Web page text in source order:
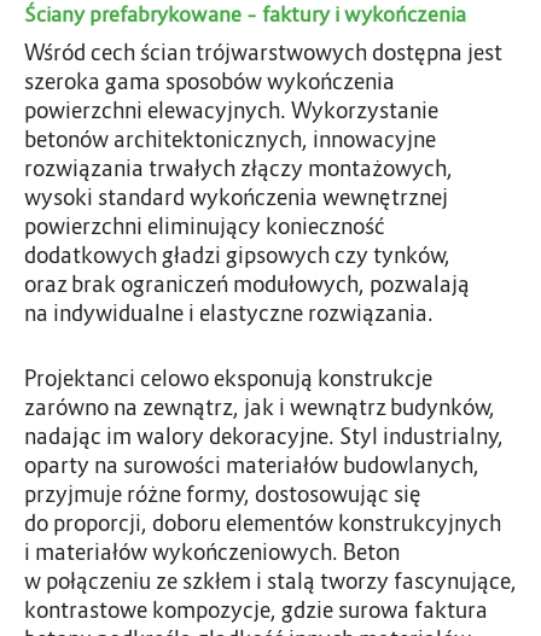
Ściany prefabrykowane – faktury i wykończenia
Wśród cech ścian trójwarstwowych dostępna jest
szeroka gama sposobów wykończenia
powierzchni elewacyjnych. Wykorzystanie
betonów architektonicznych, innowacyjne
rozwiązania trwałych złączy montażowych,
wysoki standard wykończenia wewnętrznej
powierzchni eliminujący konieczność
dodatkowych gładzi gipsowych czy tynków,
oraz brak ograniczeń modułowych, pozwalają
na indywidualne i elastyczne rozwiązania.
Projektanci celowo eksponują konstrukcje
zarówno na zewnątrz, jak i wewnątrz budynków,
nadając im walory dekoracyjne. Styl industrialny,
oparty na surowości materiałów budowlanych,
przyjmuje różne formy, dostosowując się
do proporcji, doboru elementów konstrukcyjnych
i materiałów wykończeniowych. Beton
w połączeniu ze szkłem i stalą tworzy fascynujące,
kontrastowe kompozycje, gdzie surowa faktura